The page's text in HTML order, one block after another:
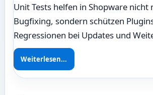
Unit Tests helfen in Shopware nicht
Bugfixing, sondern schützen
Regressionen bei Updates und
Weiterlesen...